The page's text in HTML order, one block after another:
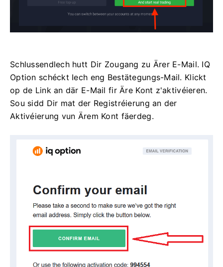
Schlussendlech hutt Dir Zougang zu Ärer E-Mail. IQ
Option schéckt Iech eng Bestätegungs-Mail. Klickt
op de Link an där E-Mail fir Äre Kont z'aktivéieren.
Sou sidd Dir mat der Registréierung an der
Aktivéierung vun Ärem Kont fäerdeg.